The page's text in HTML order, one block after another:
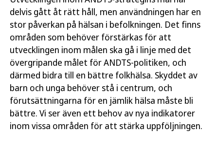
delvis gått åt rätt håll, men användningen har en
stor påverkan på hälsan i befolkningen. Det finns
områden som behöver förstärkas för att
utvecklingen inom målen ska gå i linje med det
övergripande målet för ANDTS-politiken, och
därmed bidra till en bättre folkhälsa. Skyddet av
barn och unga behöver stå i centrum, och
förutsättningarna för en jämlik hälsa måste bli
bättre. Vi ser även ett behov av nya indikatorer
inom vissa områden för att stärka uppföljningen.